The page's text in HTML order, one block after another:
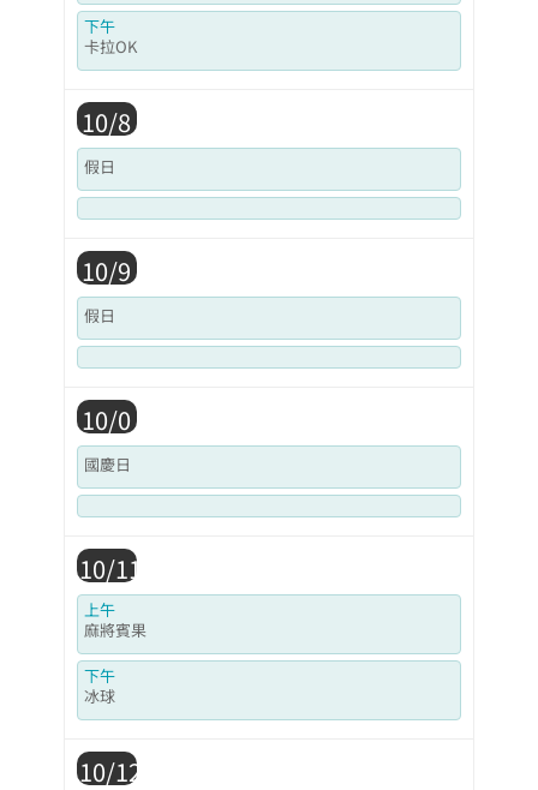
下午
卡拉OK
10/8
假日
10/9
假日
10/0
國慶日
10/11
上午
麻將賓果
下午
冰球
10/12